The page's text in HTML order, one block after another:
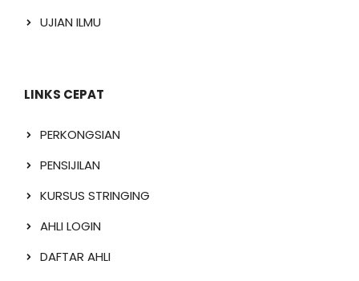
UJIAN ILMU
LINKS CEPAT
PERKONGSIAN
PENSIJILAN
KURSUS STRINGING
AHLI LOGIN
DAFTAR AHLI